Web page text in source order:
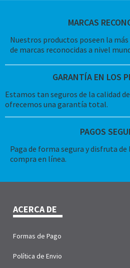
MARCAS
Nuestros productos poseen la
de marcas reconocidas a nivel
GARANTÍA EN LOS
Estamos tan seguros de la calidad
ofrecemos una garantía total.
PAGOS
Paga de forma segura y disfruta
compra en línea.
ACERCA DE
Formas de Pago
Política de Envio